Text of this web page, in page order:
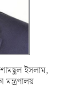
ইসলাম,
মন্ত্রণালয়